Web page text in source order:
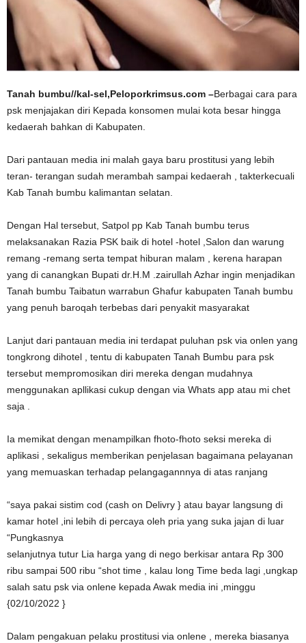
Tanah bumbu//kal-sel,Peloporkrimsus.com –Berbagai cara para
psk menjajakan diri Kepada konsomen mulai kota besar hingga
kedaerah bahkan di Kabupaten.
Dari pantauan media ini malah gaya baru prostitusi yang lebih
teran- terangan sudah merambah sampai kedaerah , takterkecuali
Kab Tanah bumbu kalimantan selatan.
Dengan Hal tersebut, Satpol pp Kab Tanah bumbu terus
melaksanakan Razia PSK baik di hotel -hotel ,Salon dan warung
remang -remang serta tempat hiburan malam , kerena harapan
yang di canangkan Bupati dr.H.M .zairullah Azhar ingin menjadikan
Tanah bumbu Taibatun warrabun Ghafur kabupaten Tanah bumbu
yang penuh baroqah terbebas dari penyakit masyarakat
Lanjut dari pantauan media ini terdapat puluhan psk via onlen yang
tongkrong dihotel , tentu di kabupaten Tanah Bumbu para psk
tersebut mempromosikan diri mereka dengan mudahnya
menggunakan apllikasi cukup dengan via Whats app atau mi chet
saja .
Ia memikat dengan menampilkan fhoto-fhoto seksi mereka di
aplikasi , sekaligus memberikan penjelasan bagaimana pelayanan
yang memuaskan terhadap pelangagannnya di atas ranjang
“saya pakai sistim cod (cash on Delivry } atau bayar langsung di
kamar hotel ,ini lebih di percaya oleh pria yang suka jajan di luar
“Pungkasnya
selanjutnya tutur Lia harga yang di nego berkisar antara Rp 300
ribu sampai 500 ribu “shot time , kalau long Time beda lagi ,ungkap
salah satu psk via onlene kepada Awak media ini ,minggu
{02/10/2022 }
Dalam pengakuan pelaku prostitusi via onlene , mereka biasanya